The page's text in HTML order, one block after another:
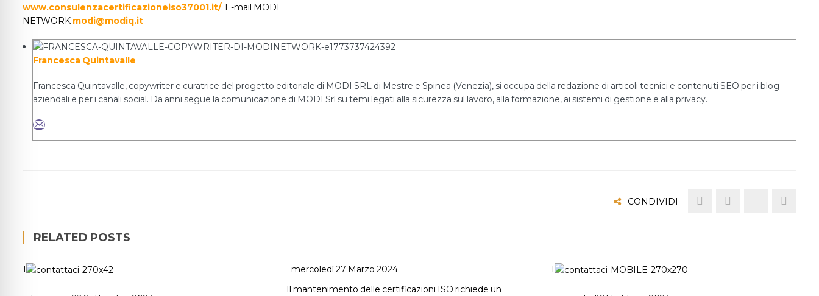
www.consulenzacertificazioneiso37001.it/. E-mail MODI
NETWORK modi@modiq.it
Francesca Quintavalle
Francesca Quintavalle, copywriter e curatrice del progetto editoriale di MODI SRL di Mestre e Spinea (Venezia), si occupa della redazione di articoli tecnici e contenuti SEO per i blog
aziendali e per i canali social. Da anni segue la comunicazione di MODI Srl su temi legati alla sicurezza sul lavoro, alla formazione, ai sistemi di gestione e alla privacy.
CONDIVIDI
RELATED POSTS
1
mercoledì 27 Marzo 2024
Il mantenimento delle certificazioni ISO richiede un
1